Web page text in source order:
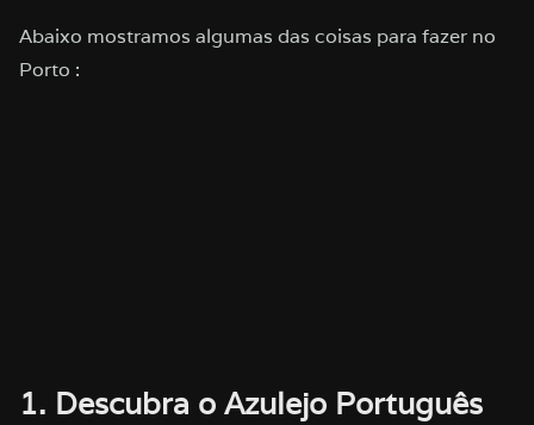
Abaixo mostramos algumas das coisas para fazer no
Porto :
1. Descubra o Azulejo Português